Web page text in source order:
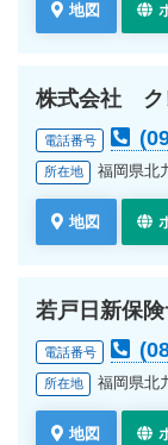
地図
株式会社 ク
電話番号
所在地 福岡県北
地図
若戸日新保
電話番号
所在地 福岡県北
地図